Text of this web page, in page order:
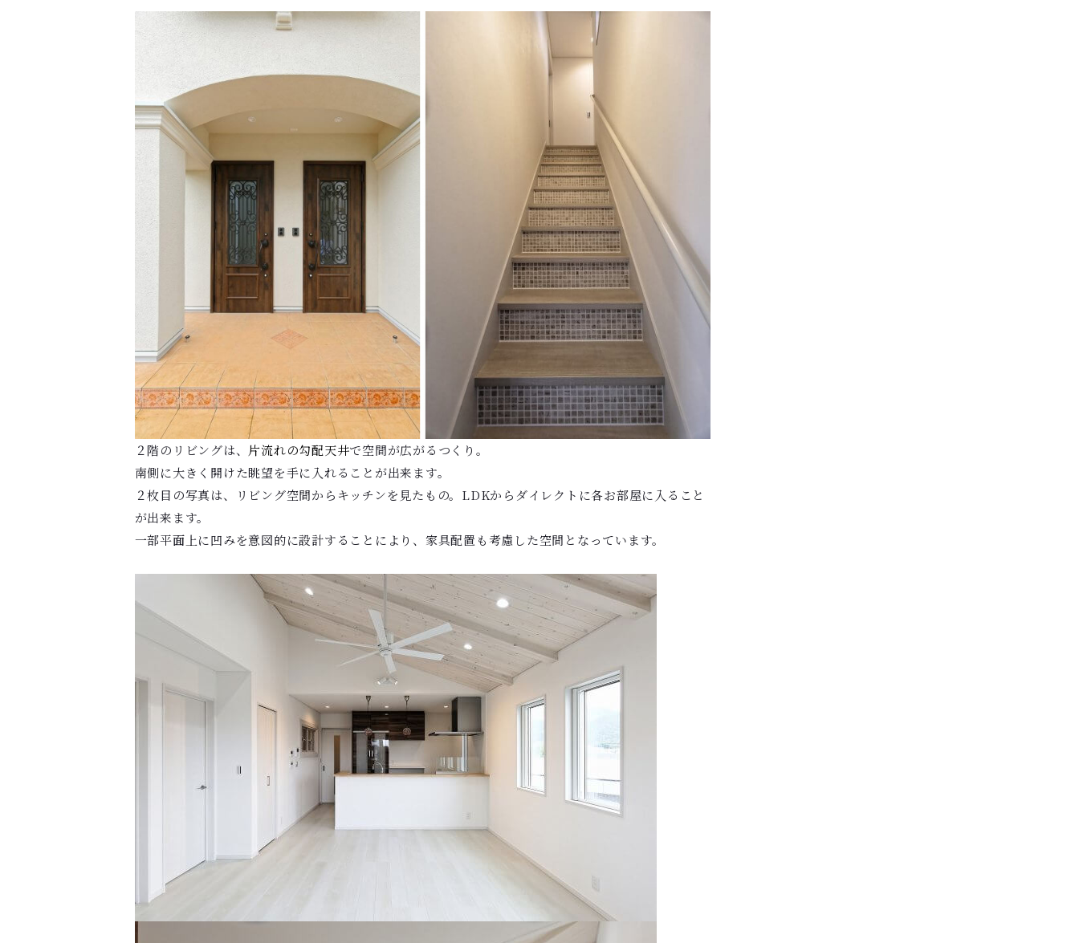
２階のリビングは、 片流れの勾配天井で空間が広がるつくり。
南側に大きく開けた眺望を手に入れることが出来ます。
２枚目の写真は、リビング空間からキッチンを見たもの。LDKからダイレクトに各お部屋に入ること
が出来ます。
一部平面上に凹みを意図的に設計することにより、家具配置も考慮した空間となっています。